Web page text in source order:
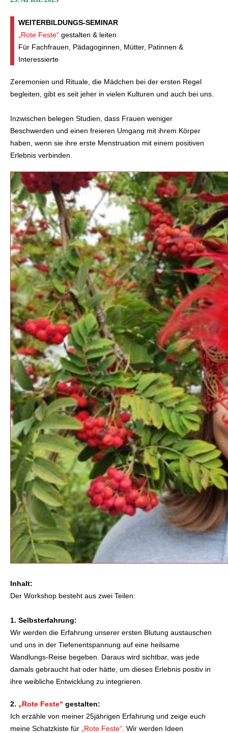
WEITERBILDUNGS-SEMINAR
„Rote Feste“ gestalten & leiten
Für Fachfrauen, Pädagoginnen, Mütter, Patinnen &
Interessierte
Zeremonien und Rituale, die Mädchen bei der ersten Regel
begleiten, gibt es seit jeher in vielen Kulturen und auch bei uns.
Inzwischen belegen Studien, dass Frauen weniger
Beschwerden und einen freieren Umgang mit ihrem Körper
haben, wenn sie ihre erste Menstruation mit einem positiven
Erlebnis verbinden.
Inhalt:
Der Workshop besteht aus zwei Teilen:
1. Selbsterfahrung:
Wir werden die Erfahrung unserer ersten Blutung austauschen
und uns in der Tiefenentspannung auf eine heilsame
Wandlungs-Reise begeben. Daraus wird sichtbar, was jede
damals gebraucht hat oder hätte, um dieses Erlebnis positiv in
ihre weibliche Entwicklung zu integrieren.
2. „Rote Feste“ gestalten:
Ich erzähle von meiner 25jährigen Erfahrung und zeige euch
meine Schatzkiste für
„Rote Feste“ . Wir werden Ideen